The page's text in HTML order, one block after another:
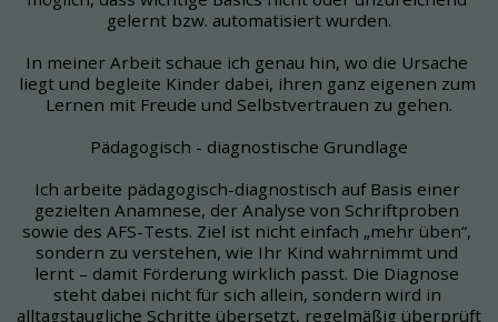
gelernt bzw. automatisiert wurden.
In meiner Arbeit schaue ich genau hin, wo die Ursache
liegt und begleite Kinder dabei, ihren ganz eigenen zum
Lernen mit Freude und Selbstvertrauen zu gehen.
Pädagogisch - diagnostische Grundlage
Ich arbeite pädagogisch-diagnostisch auf Basis einer
gezielten Anamnese, der Analyse von Schriftproben
sowie des AFS-Tests. Ziel ist nicht einfach „mehr üben“,
sondern zu verstehen, wie Ihr Kind wahrnimmt und
lernt – damit Förderung wirklich passt. Die Diagnose
steht dabei nicht für sich allein, sondern wird in
alltagstaugliche Schritte übersetzt, regelmäßig überprüft